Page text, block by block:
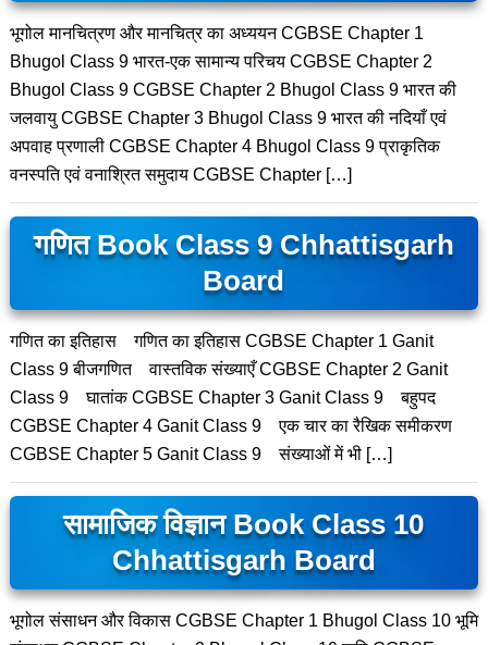
भूगोल मानचित्रण और मानचित्र का अध्ययन CGBSE Chapter 1
Bhugol Class 9 भारत-एक सामान्य परिचय CGBSE Chapter 2
Bhugol Class 9 CGBSE Chapter 2 Bhugol Class 9 भारत की
जलवायु CGBSE Chapter 3 Bhugol Class 9 भारत की नदियाँ एवं
अपवाह प्रणाली CGBSE Chapter 4 Bhugol Class 9 प्राकृतिक
वनस्पति एवं वनाश्रित समुदाय CGBSE Chapter […]
गणित Book Class 9 Chhattisgarh
Board
गणित का इतिहास गणित का इतिहास CGBSE Chapter 1 Ganit
Class 9 बीजगणित वास्तविक संख्याएँ CGBSE Chapter 2 Ganit
Class 9 घातांक CGBSE Chapter 3 Ganit Class 9 बहुपद
CGBSE Chapter 4 Ganit Class 9 एक चार का रैखिक समीकरण
CGBSE Chapter 5 Ganit Class 9 संख्याओं में भी […]
सामाजिक विज्ञान Book Class 10
Chhattisgarh Board
भूगोल संसाधन और विकास CGBSE Chapter 1 Bhugol Class 10 भूमि